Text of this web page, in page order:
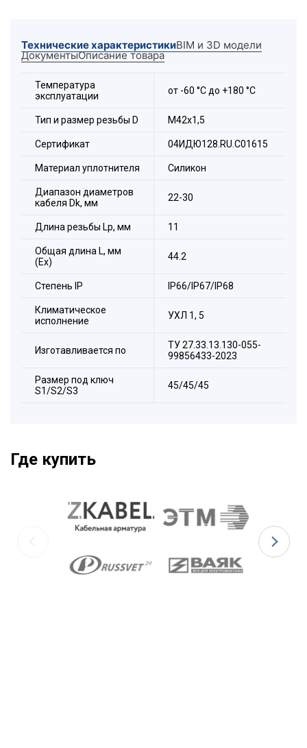
Состав комплекта:
Корпус
Уплотнитель силиконовый
Заглушка
Технические характеристикиBIM и 3D модели
ДокументыОписание товара
Температура
эксплуатации
от -60 °С до +180 °С
Тип и размер резьбы D М42х1,5
Сертификат 04ИДЮ128.RU.С01615
Материал уплотнителя Силикон
Диапазон диаметров
кабеля Dk, мм
22-30
Длина резьбы Lр, мм 11
Общая длина L, мм
(Ex)
44.2
Степeнь IP IP66/IP67/IP68
Климатическое
исполнение
УХЛ 1, 5
Изготавливается по
ТУ 27.33.13.130-055-
99856433-2023
Размер под ключ
S1/S2/S3
45/45/45
Где купить